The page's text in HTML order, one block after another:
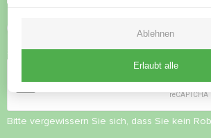
Datenschutzbestimmungen
Sicherheitsüberprüfung*
Bitte vergewissern Sie sich, dass Sie kein
Ablehnen
Erlaubt alle